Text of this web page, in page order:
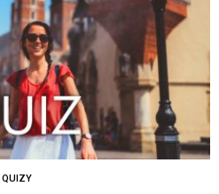
QUIZY